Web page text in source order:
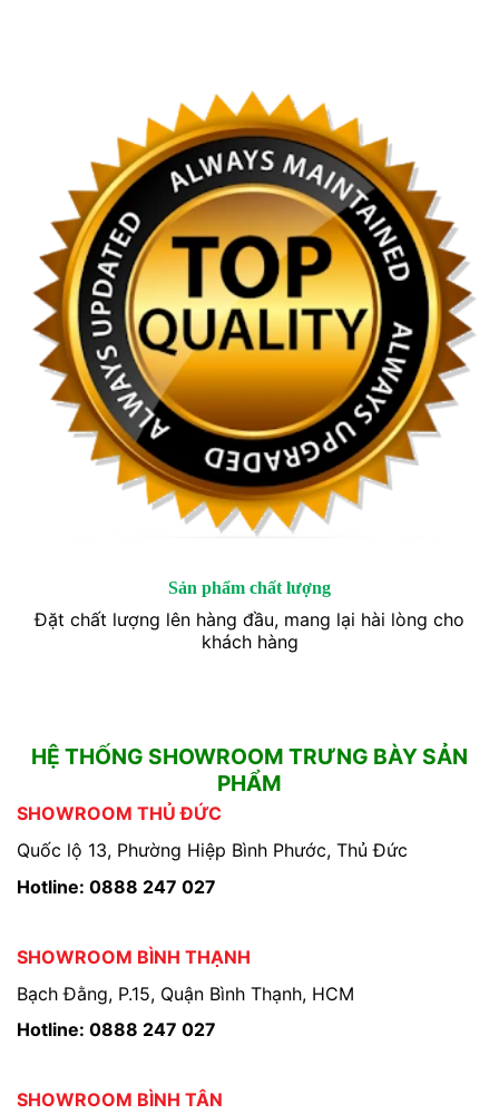
Sản phẩm chất lượng
Đặt chất lượng lên hàng đầu, mang lại hài lòng cho
khách hàng
HỆ THỐNG SHOWROOM TRƯNG BÀY SẢN
PHẨM
SHOWROOM THỦ ĐỨC
Quốc lộ 13, Phường Hiệp Bình Phước, Thủ Đức
Hotline: 0888 247 027
SHOWROOM BÌNH THẠNH
Bạch Đằng, P.15, Quận Bình Thạnh, HCM
Hotline: 0888 247 027
SHOWROOM BÌNH TÂN